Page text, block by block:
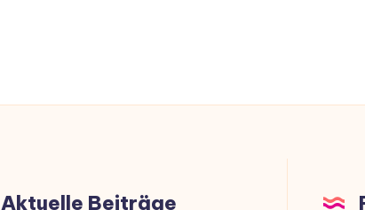
Aktuelle Beiträge